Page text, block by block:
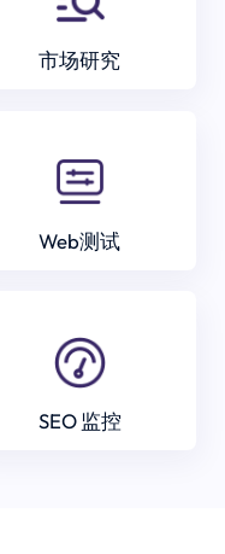
市场研究
Web测试
SEO 监控